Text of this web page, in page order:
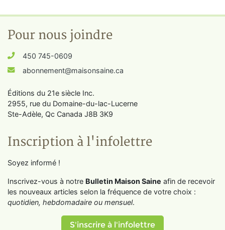
Pour nous joindre
450 745-0609
abonnement@maisonsaine.ca
Éditions du 21e siècle Inc.
2955, rue du Domaine-du-lac-Lucerne
Ste-Adèle, Qc Canada J8B 3K9
Inscription à l'infolettre
Soyez informé !
Inscrivez-vous à notre Bulletin Maison Saine afin de recevoir
les nouveaux articles selon la fréquence de votre choix :
quotidien, hebdomadaire ou mensuel.
S'inscrire à l'infolettre